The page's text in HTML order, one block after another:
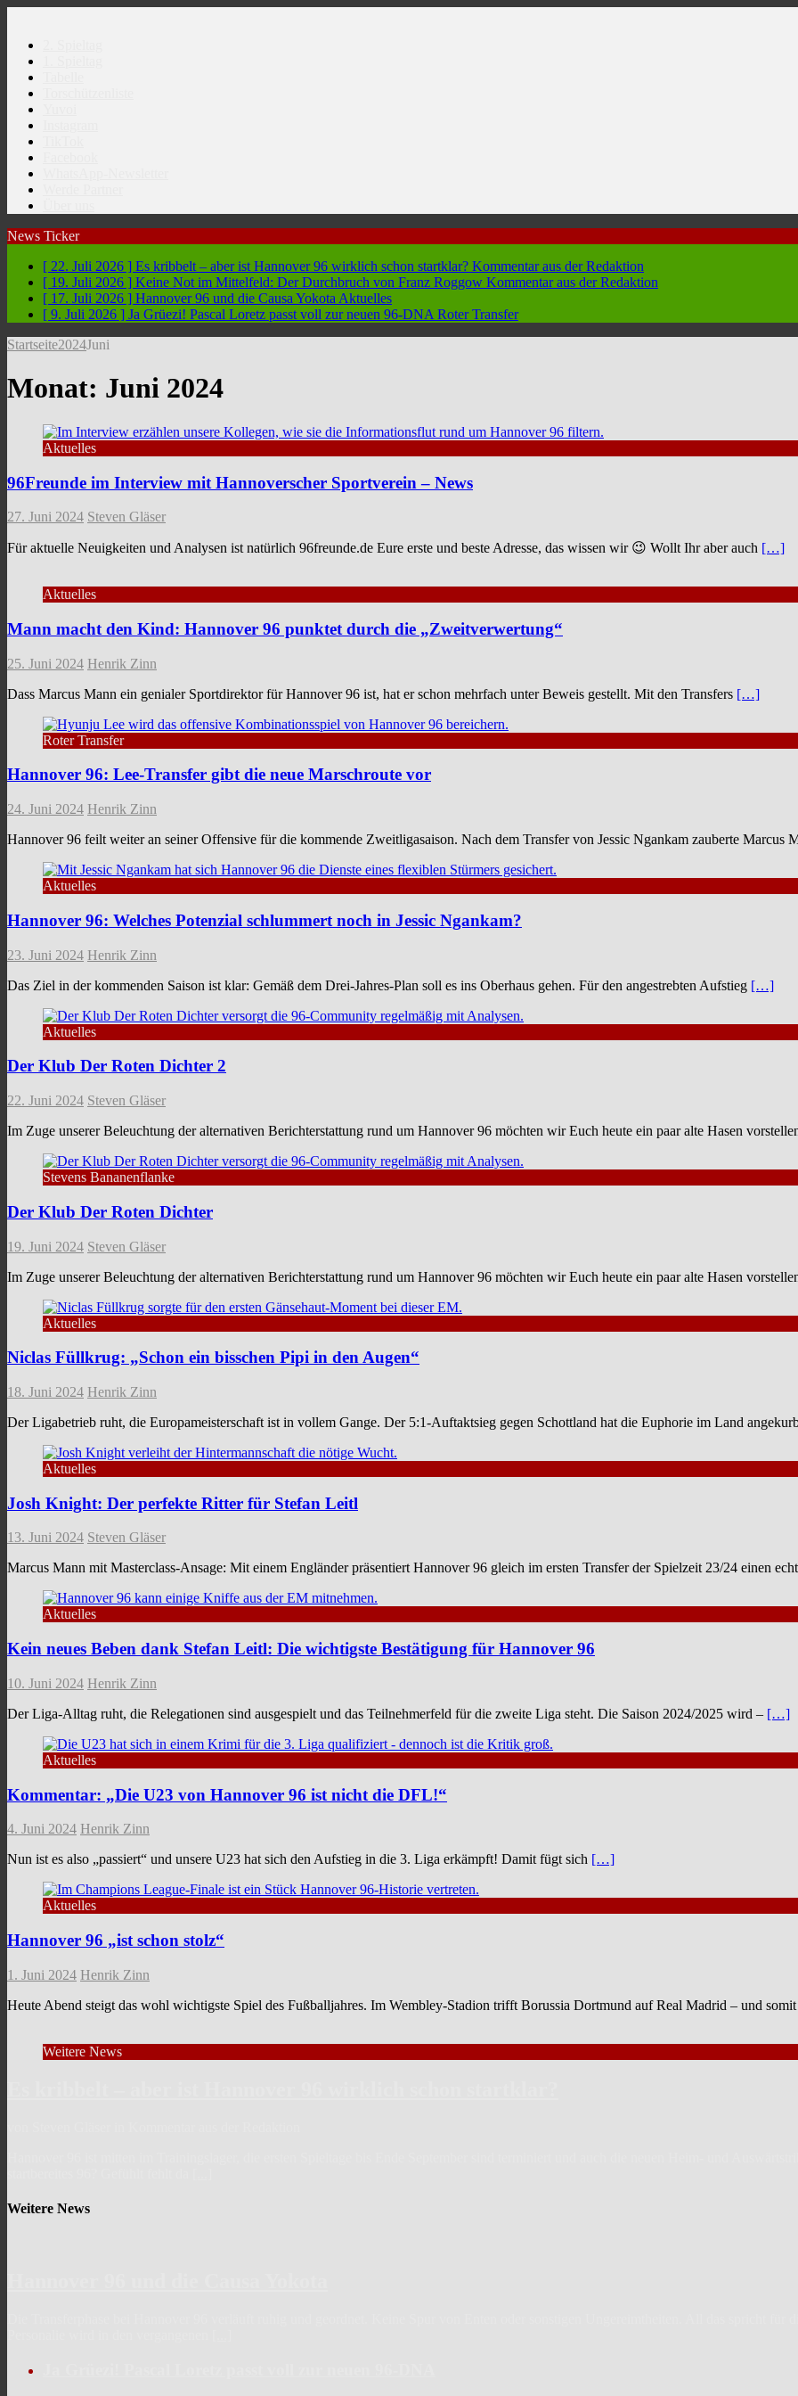
News Ticker
[ 22. Juli 2026 ] Es kribbelt – aber ist Hannover 96 wirklich schon startklar? Kommentar aus der Redaktion
[ 19. Juli 2026 ] Keine Not im Mittelfeld: Der Durchbruch von Franz Roggow Kommentar aus der Redaktion
[ 17. Juli 2026 ] Hannover 96 und die Causa Yokota Aktuelles
[ 9. Juli 2026 ] Ja Grüezi! Pascal Loretz passt voll zur neuen 96-DNA Roter Transfer
Startseite2024Juni
Monat: Juni 2024
Aktuelles
96Freunde im Interview mit Hannoverscher Sportverein – News
27. Juni 2024 Steven Gläser
Für aktuelle Neuigkeiten und Analysen ist natürlich 96freunde.de Eure erste und beste Adresse, das wissen wir 😉 Wollt Ihr aber auch […]
Aktuelles
Mann macht den Kind: Hannover 96 punktet durch die „Zweitverwertung“
25. Juni 2024 Henrik Zinn
Dass Marcus Mann ein genialer Sportdirektor für Hannover 96 ist, hat er schon mehrfach unter Beweis gestellt. Mit den Transfers […]
Roter Transfer
Hannover 96: Lee-Transfer gibt die neue Marschroute vor
24. Juni 2024 Henrik Zinn
Hannover 96 feilt weiter an seiner Offensive für die kommende Zweitligasaison. Nach dem Transfer von Jessic Ngankam zauberte Marcus
Aktuelles
Hannover 96: Welches Potenzial schlummert noch in Jessic Ngankam?
23. Juni 2024 Henrik Zinn
Das Ziel in der kommenden Saison ist klar: Gemäß dem Drei-Jahres-Plan soll es ins Oberhaus gehen. Für den angestrebten Aufstieg […]
Aktuelles
Der Klub Der Roten Dichter 2
22. Juni 2024 Steven Gläser
Im Zuge unserer Beleuchtung der alternativen Berichterstattung rund um Hannover 96 möchten wir Euch heute ein paar alte Hasen
Stevens Bananenflanke
Der Klub Der Roten Dichter
19. Juni 2024 Steven Gläser
Im Zuge unserer Beleuchtung der alternativen Berichterstattung rund um Hannover 96 möchten wir Euch heute ein paar alte Hasen
Aktuelles
Niclas Füllkrug: „Schon ein bisschen Pipi in den Augen“
18. Juni 2024 Henrik Zinn
Der Ligabetrieb ruht, die Europameisterschaft ist in vollem Gange. Der 5:1-Auftaktsieg gegen Schottland hat die Euphorie im Land
Aktuelles
Josh Knight: Der perfekte Ritter für Stefan Leitl
13. Juni 2024 Steven Gläser
Marcus Mann mit Masterclass-Ansage: Mit einem Engländer präsentiert Hannover 96 gleich im ersten Transfer der Spielzeit 23/24 einen
Aktuelles
Kein neues Beben dank Stefan Leitl: Die wichtigste Bestätigung für Hannover 96
10. Juni 2024 Henrik Zinn
Der Liga-Alltag ruht, die Relegationen sind ausgespielt und das Teilnehmerfeld für die zweite Liga steht. Die Saison 2024/2025 wird – […]
Aktuelles
Kommentar: „Die U23 von Hannover 96 ist nicht die DFL!“
4. Juni 2024 Henrik Zinn
Nun ist es also „passiert“ und unsere U23 hat sich den Aufstieg in die 3. Liga erkämpft! Damit fügt sich […]
Aktuelles
Hannover 96 „ist schon stolz“
1. Juni 2024 Henrik Zinn
Heute Abend steigt das wohl wichtigste Spiel des Fußballjahres. Im Wembley-Stadion trifft Borussia Dortmund auf Real Madrid – und somit
Weitere News
Weitere News